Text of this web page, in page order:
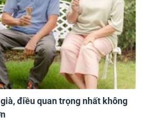
điều quan trọng nhất không